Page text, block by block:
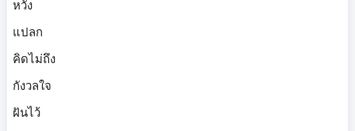
หวัง
แปลก
คิดไม่ถึง
กังวลใจ
ฝันไว้